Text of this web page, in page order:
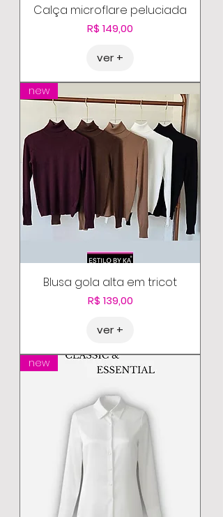
Calça microflare peluciada
Preço
R$ 149,00
ver +
new
Blusa gola alta em tricot
Preço
R$ 139,00
ver +
new